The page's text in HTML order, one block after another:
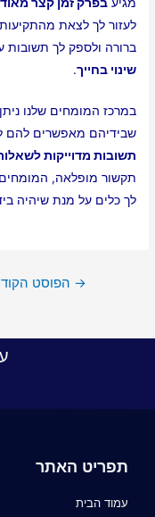
לעזור לך לצאת
ברורה ולספק לך תשובות
שינוי בחייך.
במרכז המומחים שלנו
שבידיהם מאפשרים להם
תשובות מדוייקות
תקשור מופלאה, המומחים
לך כלים על מנת שיהיה
→ הפוסט
תפריט האתר
עמוד הבית